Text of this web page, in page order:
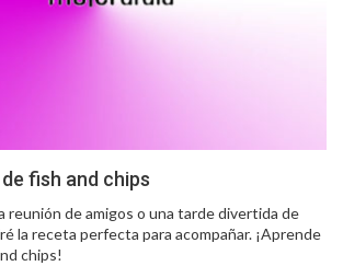
fish and chips
reunión de amigos o una tarde divertida de
la receta perfecta para acompañar. ¡Aprende
chips!